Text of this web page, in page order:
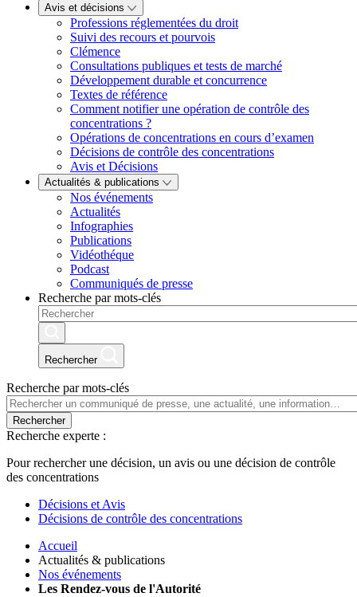
Avis et décisions
Professions réglementées du droit
Suivi des recours et pourvois
Clémence
Consultations publiques et tests de marché
Développement durable et concurrence
Textes de référence
Comment notifier une opération de contrôle des
concentrations ?
Opérations de concentrations en cours d’examen
Décisions de contrôle des concentrations
Avis et Décisions
Actualités & publications
Nos événements
Actualités
Infographies
Publications
Vidéothéque
Podcast
Communiqués de presse
Recherche par mots-clés
Rechercher
Recherche par mots-clés
Rechercher
Recherche experte :
Pour rechercher une décision, un avis ou une décision de contrôle
des concentrations
Décisions et Avis
Décisions de contrôle des concentrations
Accueil
Actualités & publications
Nos événements
Les Rendez-vous de l'Autorité